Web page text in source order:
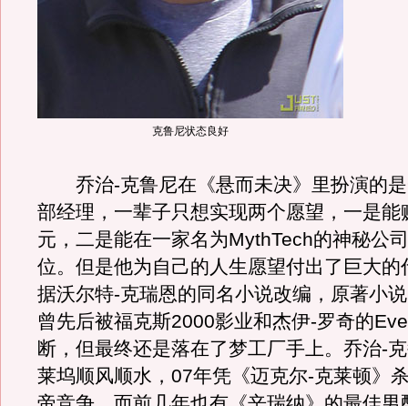
克鲁尼状态良好
乔治-克鲁尼在《悬而未决》里扮演的是
部经理，一辈子只想实现两个愿望，一是能
元，二是能在一家名为MythTech的神秘公
位。但是他为自己的人生愿望付出了巨大的
据沃尔特-克瑞恩的同名小说改编，原著小
曾先后被福克斯2000影业和杰伊-罗奇的
断，但最终还是落在了梦工厂手上。乔治-
莱坞顺风顺水，07年凭《迈克尔-克莱顿》